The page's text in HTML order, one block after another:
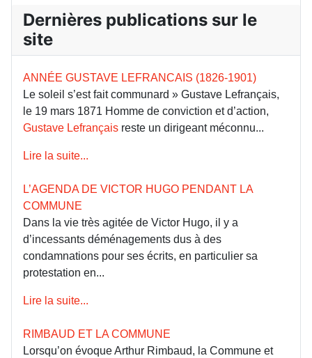
Dernières publications sur le
site
ANNÉE GUSTAVE LEFRANCAIS (1826-1901)
Le soleil s’est fait communard » Gustave Lefrançais,
le 19 mars 1871 Homme de conviction et d’action,
Gustave Lefrançais reste un dirigeant méconnu...
Lire la suite...
L’AGENDA DE VICTOR HUGO PENDANT LA
COMMUNE
Dans la vie très agitée de Victor Hugo, il y a
d’incessants déménagements dus à des
condamnations pour ses écrits, en particulier sa
protestation en...
Lire la suite...
RIMBAUD ET LA COMMUNE
Lorsqu’on évoque Arthur Rimbaud, la Commune et